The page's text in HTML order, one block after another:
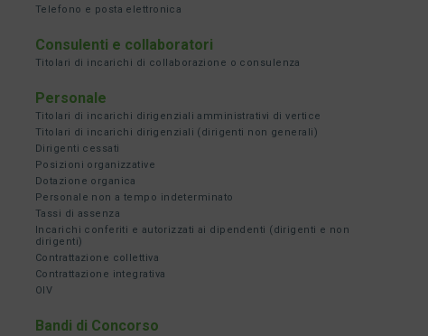
Telefono e posta elettronica
Consulenti e collaboratori
Titolari di incarichi di collaborazione o consulenza
Personale
Titolari di incarichi dirigenziali amministrativi di vertice
Titolari di incarichi dirigenziali (dirigenti non generali)
Dirigenti cessati
Posizioni organizzative
Dotazione organica
Personale non a tempo indeterminato
Tassi di assenza
Incarichi conferiti e autorizzati ai dipendenti (dirigenti e non
dirigenti)
Contrattazione collettiva
Contrattazione integrativa
OIV
Bandi di Concorso